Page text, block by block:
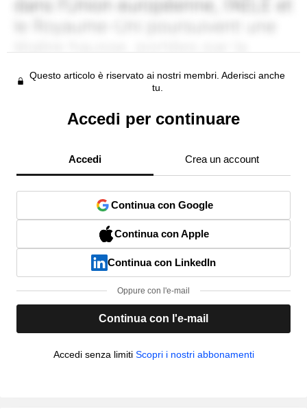
Questo articolo è riservato ai nostri membri. Aderisci anche
tu.
Accedi per continuare
Accedi Crea un account
Continua con Google
Continua con Apple
Continua con LinkedIn
Oppure con l'e-mail
Continua con l'e-mail
Accedi senza limiti Scopri i nostri abbonamenti